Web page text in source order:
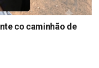
co caminhão de